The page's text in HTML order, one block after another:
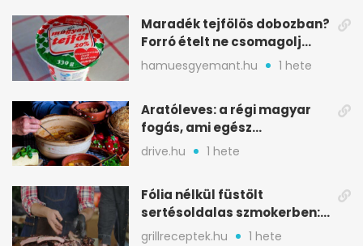
Maradék tejfölös dobozban?
Forró ételt ne csomagolj
ilyen tégelybe
hamuesgyemant.hu 1 hete
Aratóleves: a régi magyar
fogás, ami egész
csapatokat jóllakatott
drive.hu 1 hete
Fólia nélkül füstölt
sertésoldalas szmokerben:
ropogós bark, 6 óra
grillreceptek.hu 1 hete